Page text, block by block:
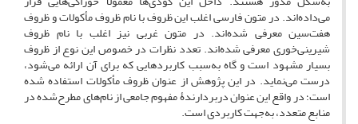
می‌داده‌اند. در متون فارسی اغلب این ظروف با نام ظروف مأکولات و ظروف
هفت‌سین معرفی شده‌اند. در متون غربی نیز اغلب با نام ظروف
شیرینی‌خوری معرفی شده‌اند. تعدد نظرات در خصوص این نوع از ظروف
بسیار مشهود است و گاه به‌سبب کاربردهایی که برای آن ارائه می‌شود،
درست می‌نماید. در این پژوهش از عنوان ظروف مأکولات استفاده شده
است؛ در واقع این عنوان دربردارندۀ مفهوم جامعی از نام‌های مطرح‌شده در
منابع متعدد، به‌جهت کاربردی است.